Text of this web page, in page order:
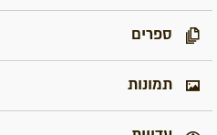
ספרים
תמונות